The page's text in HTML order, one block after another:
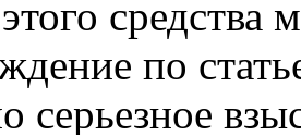
по
серьезное